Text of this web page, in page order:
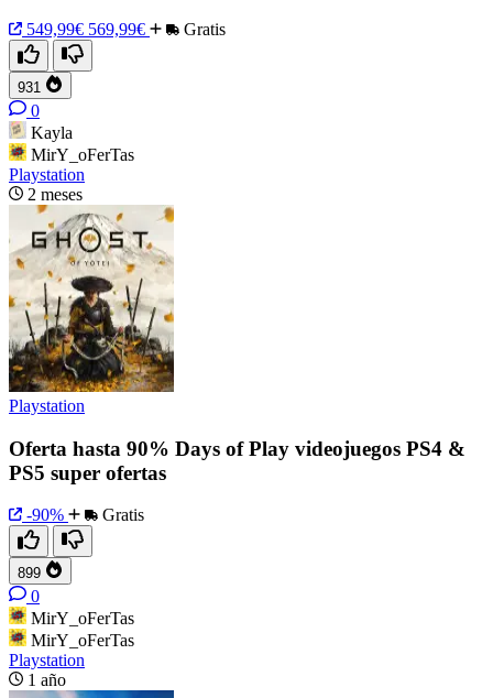
549,99€ 569,99€ Gratis
931
0
Kayla
MirY_oFerTas
Playstation
2 meses
Playstation
Oferta hasta 90% Days of Play videojuegos PS4 &
PS5 super ofertas
-90% Gratis
899
0
MirY_oFerTas
MirY_oFerTas
Playstation
1 año